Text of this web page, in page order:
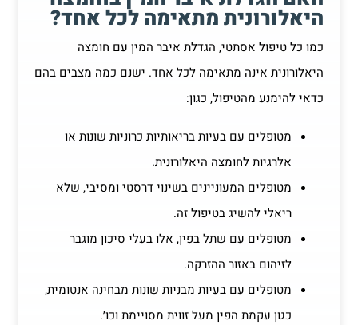
היאלורונית מתאימה לכל אחד?
כמו כל טיפול אסתטי, הגדלת איבר המין עם חומצה
היאלורונית אינה מתאימה לכל אחד. ישנם כמה מצבים בהם
כדאי להימנע מהטיפול, כגון:
מטופלים עם בעיות בריאותיות כרוניות שונות או
אלרגיות לחומצה היאלורונית.
מטופלים המעוניינים בשינוי דרסטי ומסיבי, שלא
ריאלי להשיג בטיפול זה.
מטופלים עם שתל בפין, אלו בעלי סיכון מוגבר
לזיהום באזור ההזרקה.
מטופלים עם בעיות מבניות שונות מבחינה אנטומית,
כגון עקמת הפין מעל זווית מסויימת וכו׳.